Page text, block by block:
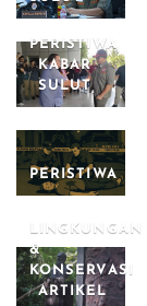
PERISTIWA
KABAR
SULUT
PERISTIWA
LINGKUNGAN
&
KONSERVASI
ARTIKEL